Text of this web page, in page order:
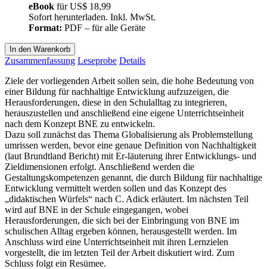
eBook fürUS$ 18,99
Sofort herunterladen. Inkl. MwSt.
Format: PDF – für alle Geräte
In den Warenkorb
Zusammenfassung Leseprobe Details
Ziele der vorliegenden Arbeit sollen sein, die hohe Bedeutung von
einer Bildung für nachhaltige Entwicklung aufzuzeigen, die
Herausforderungen, diese in den Schulalltag zu integrieren,
herauszustellen und anschließend eine eigene Unterrichtseinheit
nach dem Konzept BNE zu entwickeln.
Dazu soll zunächst das Thema Globalisierung als Problemstellung
umrissen werden, bevor eine genaue Definition von Nachhaltigkeit
(laut Brundtland Bericht) mit Er-läuterung ihrer Entwicklungs- und
Zieldimensionen erfolgt. Anschließend werden die
Gestaltungskompetenzen genannt, die durch Bildung für nachhaltige
Entwicklung vermittelt werden sollen und das Konzept des
„didaktischen Würfels“ nach C. Adick erläutert. Im nächsten Teil
wird auf BNE in der Schule eingegangen, wobei
Herausforderungen, die sich bei der Einbringung von BNE im
schulischen Alltag ergeben können, herausgestellt werden. Im
Anschluss wird eine Unterrichtseinheit mit ihren Lernzielen
vorgestellt, die im letzten Teil der Arbeit diskutiert wird. Zum
Schluss folgt ein Resümee.